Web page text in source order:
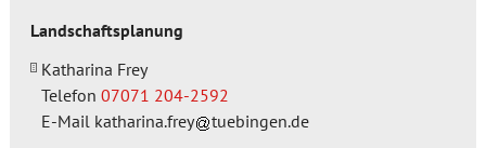
Landschaftsplanung
Katharina Frey
Telefon 07071 204-2592
E-Mail katharina.frey
tuebingen.de